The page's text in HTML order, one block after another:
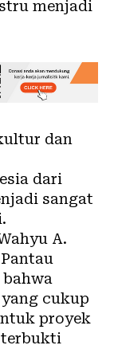
menjadi
dan
dari
sangat
A.
cukup
proyek
terbukti